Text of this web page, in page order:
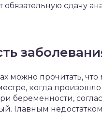
обязательную сдачу
можно прочитать,
когда
беременности,
Главным